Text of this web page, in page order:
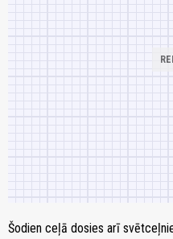
Šodien ceļā dosies arī